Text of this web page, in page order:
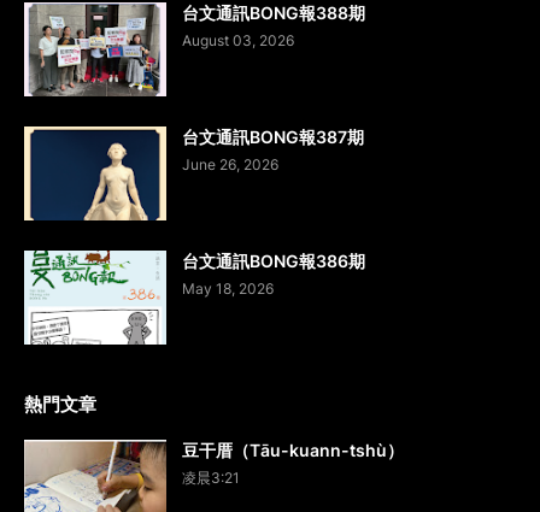
台文通訊BONG報388期
August 03, 2026
台文通訊BONG報387期
June 26, 2026
台文通訊BONG報386期
May 18, 2026
熱門文章
豆干厝（Tāu-kuann-tshù）
凌晨3:21